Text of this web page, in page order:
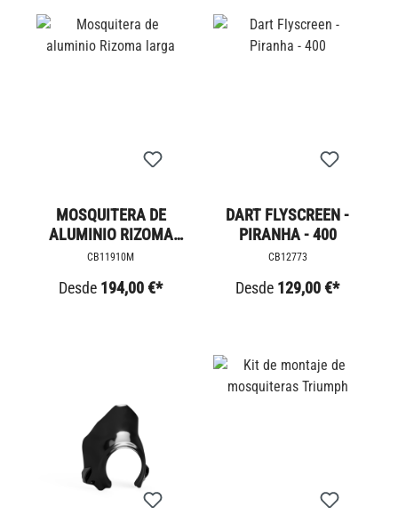
MOSQUITERA DE
ALUMINIO RIZOMA
LARGA
CB11910M
Desde 194,00 €*
DART FLYSCREEN -
PIRANHA - 400
CB12773
Desde 129,00 €*